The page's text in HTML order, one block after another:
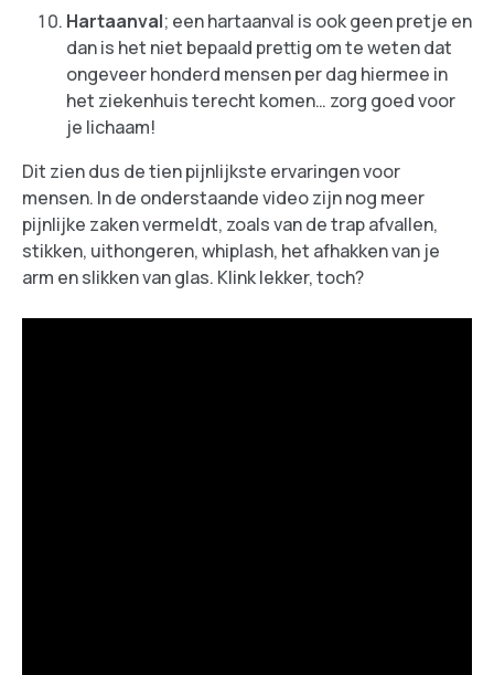
Hartaanval; een hartaanval is ook geen pretje en
dan is het niet bepaald prettig om te weten dat
ongeveer honderd mensen per dag hiermee in
het ziekenhuis terecht komen… zorg goed voor
je lichaam!
Dit zien dus de tien pijnlijkste ervaringen voor
mensen. In de onderstaande video zijn nog meer
pijnlijke zaken vermeldt, zoals van de trap afvallen,
stikken, uithongeren, whiplash, het afhakken van je
arm en slikken van glas. Klink lekker, toch?